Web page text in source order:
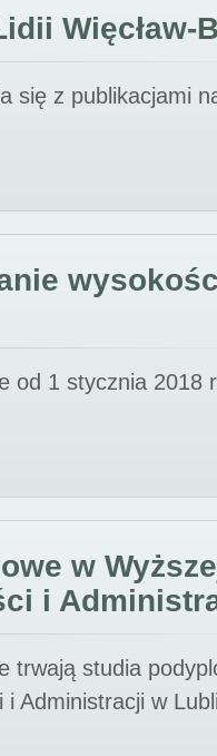
Więcław-
się z publikacjami
od 1 stycznia 2018
w
i
trwają studia
Administracji w